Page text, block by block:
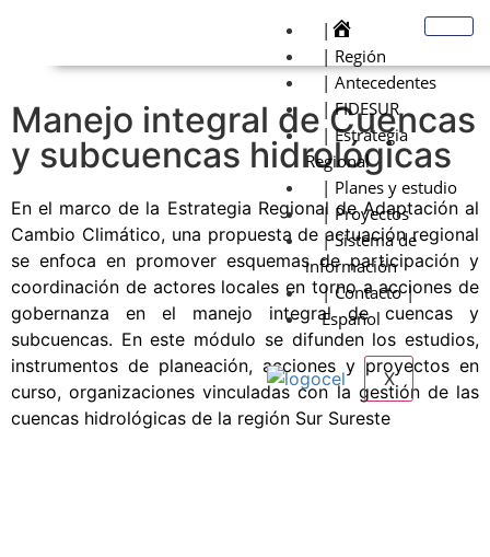
|
| Región
| Antecedentes
| FIDESUR
| Estrategia
Regional
| Planes y estudio
| Proyectos
| Sistema de
información
| Contacto |
Español
X
Manejo integral de Cuencas
y subcuencas hidrológicas
En el marco de la Estrategia Regional de Adaptación al
Cambio Climático, una propuesta de actuación regional
se enfoca en promover esquemas de participación y
coordinación de actores locales en torno a acciones de
gobernanza en el manejo integral de cuencas y
subcuencas. En este módulo se difunden los estudios,
instrumentos de planeación, acciones y proyectos en
curso, organizaciones vinculadas con la gestión de las
cuencas hidrológicas de la región Sur Sureste